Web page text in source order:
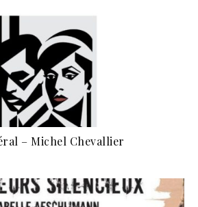
– Michel Chevallier